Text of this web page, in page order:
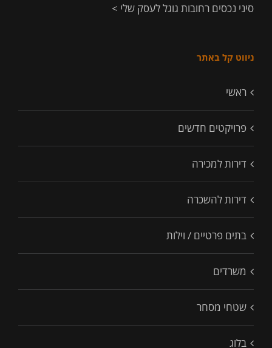
סיני נכסים רחובות גוגל לעסק שלי >
ניווט קל באתר
ראשי
פרויקטים חדשים
דירות למכירה
דירות להשכרה
בתים פרטיים / וילות
משרדים
שטחי מסחר
בלוג